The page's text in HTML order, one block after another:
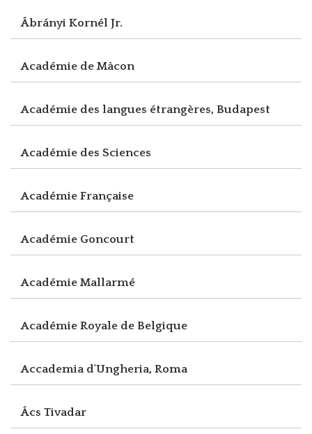
Ábrányi Kornél Jr.
Académie de Mâcon
Académie des langues étrangères, Budapest
Académie des Sciences
Académie Française
Académie Goncourt
Académie Mallarmé
Académie Royale de Belgique
Accademia d'Ungheria, Roma
Ács Tivadar